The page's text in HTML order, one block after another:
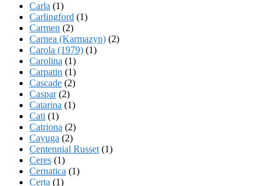
Carla (1)
Carlingford (1)
Carmen (2)
Carnea (Karmazyn) (2)
Carola (1979) (1)
Carolina (1)
Carpatin (1)
Cascade (2)
Caspar(2)
Catarina (1)
Cati (1)
Catriona (2)
Cayuga (2)
Centennial Russet (1)
Ceres (1)
Cernatica (1)
Certa (1)